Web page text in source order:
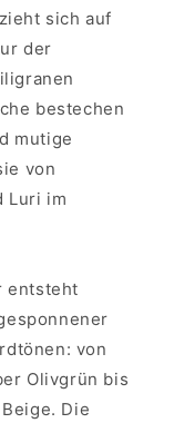
sich auf
der
bestechen
mutige
von
Luri im
entsteht
von
Olivgrün bis
Die